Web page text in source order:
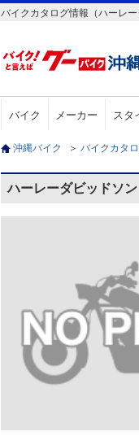
バイクカタログ情報（ハーレ
バイク メーカー スタ
沖縄バイク ＞ バイクカタ
ハーレーダビッドソ